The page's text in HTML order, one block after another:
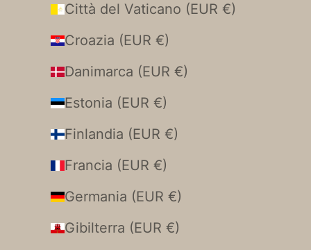
Città del Vaticano (EUR €)
Croazia (EUR €)
Danimarca (EUR €)
Estonia (EUR €)
Finlandia (EUR €)
Francia (EUR €)
Germania (EUR €)
Gibilterra (EUR €)